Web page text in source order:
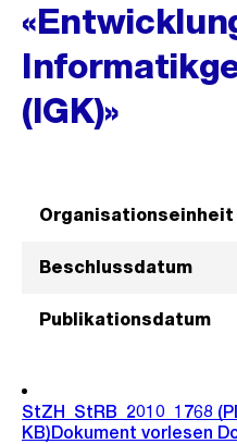
(IGK)»
Organisationseinheit
Beschlussdatum
Publikationsdatum
StZH_StRB_2010_1768
KB)Dokument vorlesen